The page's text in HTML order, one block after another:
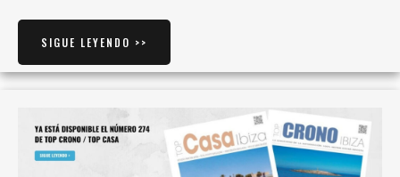
SIGUE LEYENDO >>